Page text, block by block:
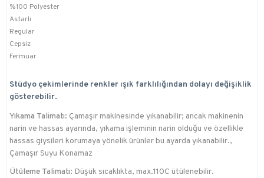
%100 Polyester
Astarlı
Regular
Cepsiz
Fermuar
Stüdyo çekimlerinde renkler ışık farklılığından dolayı değişiklik
gösterebilir.
Yıkama Talimatı: Çamaşır makinesinde yıkanabilir; ancak makinenin
narin ve hassas ayarında, yıkama işleminin narin olduğu ve özellikle
hassas giysileri korumaya yönelik ürünler bu ayarda yıkanabilir.,
Çamaşır Suyu Konamaz
Ütüleme Talimatı: Düşük sıcaklıkta, max.110C ütülenebilir.